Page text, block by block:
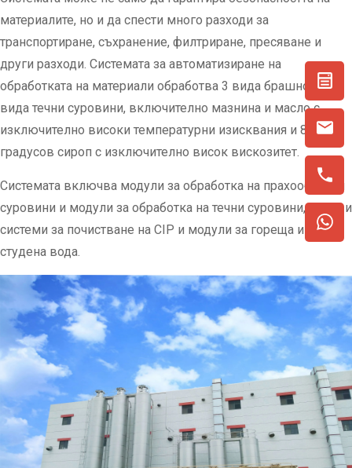
материалите, но и да спести много разходи за
транспортиране, съхранение, филтриране, пресяване и
други разходи. Системата за автоматизиране на
обработката на материали обработва 3 вида брашно и 5
вида течни суровини, включително мазнина и масло с
изключително високи температурни изисквания и 84-
градусов сироп с изключително висок вискозитет.
Системата включва модули за обработка на прахообразни
суровини и модули за обработка на течни суровини, както и
системи за почистване на CIP и модули за гореща и
студена вода.